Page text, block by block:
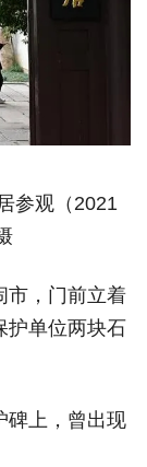
参观（2021
市，门前立着
护单位两块石
碑上，曾出现